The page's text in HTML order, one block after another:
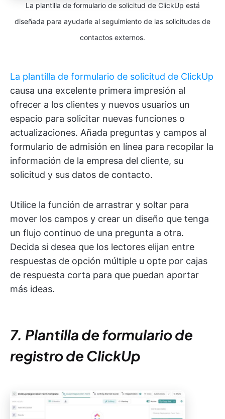
La plantilla de formulario de solicitud de ClickUp está
diseñada para ayudarle al seguimiento de las solicitudes de
contactos externos.
La plantilla de formulario de solicitud de ClickUp
causa una excelente primera impresión al
ofrecer a los clientes y nuevos usuarios un
espacio para solicitar nuevas funciones o
actualizaciones. Añada preguntas y campos al
formulario de admisión en línea para recopilar la
información de la empresa del cliente, su
solicitud y sus datos de contacto.
Utilice la función de arrastrar y soltar para
mover los campos y crear un diseño que tenga
un flujo continuo de una pregunta a otra.
Decida si desea que los lectores elijan entre
respuestas de opción múltiple u opte por cajas
de respuesta corta para que puedan aportar
más ideas.
7. Plantilla de formulario de
registro de ClickUp